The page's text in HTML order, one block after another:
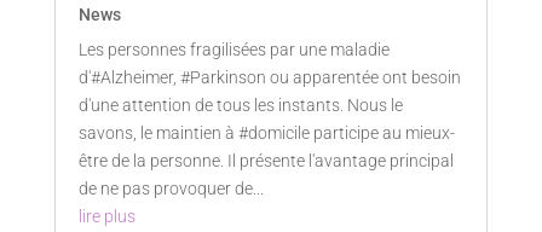
News
Les personnes fragilisées par une maladie
d'#Alzheimer, #Parkinson ou apparentée ont besoin
d'une attention de tous les instants. Nous le
savons, le maintien à #domicile participe au mieux-
être de la personne. Il présente l'avantage principal
de ne pas provoquer de...
lire plus